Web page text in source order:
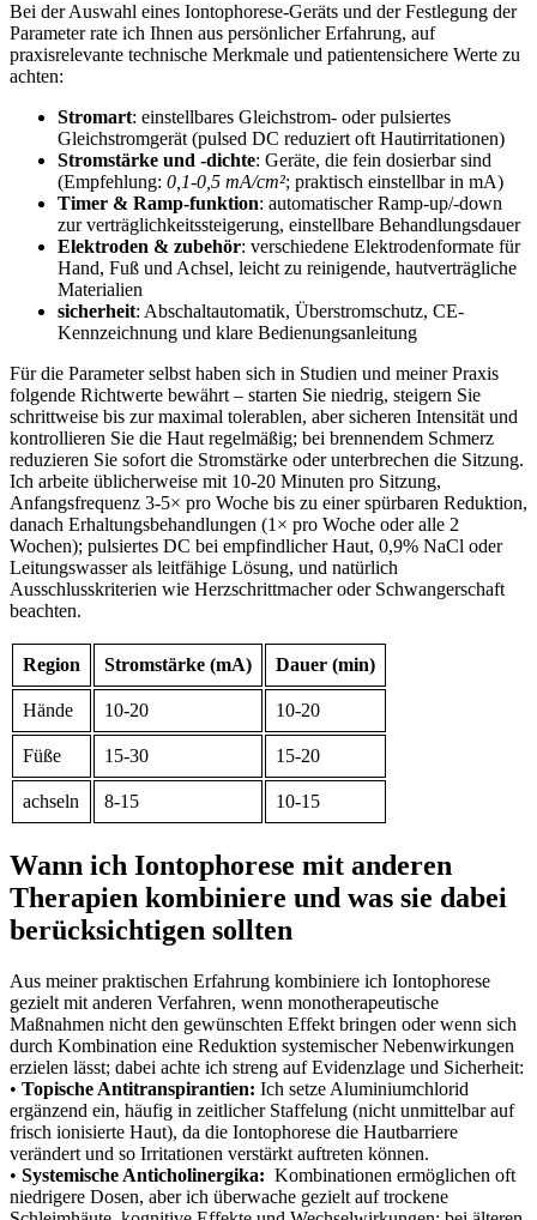
Bei der Auswahl eines ⁢Iontophorese-Geräts und der Festlegung der
Parameter ⁤rate ich Ihnen aus persönlicher Erfahrung, auf
praxisrelevante technische‍ Merkmale und patientensichere ⁤Werte zu
achten:
Stromart: einstellbares Gleichstrom- ⁢oder​ pulsiertes‍
Gleichstromgerät (pulsed DC⁣ reduziert oft Hautirritationen)
Stromstärke und -dichte: Geräte, die fein dosierbar sind
(Empfehlung: 0,1-0,5 mA/cm²; praktisch einstellbar in mA)
Timer & Ramp-funktion: automatischer‍ Ramp-up/-down
zur ⁤verträglichkeitssteigerung, einstellbare Behandlungsdauer
Elektroden & zubehör: verschiedene Elektrodenformate für
Hand, Fuß⁢ und Achsel, ‍leicht zu⁢ reinigende, hautverträgliche
Materialien
sicherheit: Abschaltautomatik, Überstromschutz,⁤ CE-
Kennzeichnung‌ und klare Bedienungsanleitung
Für die Parameter selbst haben sich in⁤ Studien und ⁢meiner ‍Praxis
folgende ⁣Richtwerte⁢ bewährt – starten Sie niedrig,⁣ steigern Sie⁢
schrittweise bis zur⁣ maximal tolerablen, aber sicheren Intensität und
kontrollieren Sie ⁢die Haut regelmäßig; bei brennendem Schmerz
reduzieren Sie sofort die Stromstärke ⁣oder unterbrechen die Sitzung.
Ich arbeite üblicherweise mit 10-20 ⁤Minuten‌ pro ‌Sitzung,
Anfangsfrequenz 3-5× pro Woche bis⁤ zu einer spürbaren Reduktion,
danach Erhaltungsbehandlungen (1× pro Woche oder alle 2
Wochen); pulsiertes DC ⁤bei ⁢empfindlicher Haut, 0,9%​ NaCl ⁢oder⁢
Leitungswasser als leitfähige ⁤Lösung, ⁤und natürlich
Ausschlusskriterien wie Herzschrittmacher oder Schwangerschaft
beachten.
Region Stromstärke (mA) Dauer (min)
Hände 10-20 10-20
Füße 15-30 15-20
achseln 8-15 10-15
Wann ich Iontophorese⁢ mit anderen
Therapien ​kombiniere und was sie ‍dabei
berücksichtigen sollten
Aus meiner praktischen Erfahrung kombiniere ich Iontophorese
gezielt mit anderen Verfahren, ⁢wenn monotherapeutische
Maßnahmen⁣ nicht ‌den gewünschten Effekt bringen oder wenn sich
durch Kombination eine Reduktion systemischer Nebenwirkungen
⁢erzielen lässt; dabei achte ich streng auf⁣ Evidenzlage und ⁢Sicherheit:
• Topische Antitranspirantien: Ich setze‍ Aluminiumchlorid
ergänzend‌ ein, häufig in ​zeitlicher ⁢Staffelung (nicht⁢ unmittelbar auf
frisch ionisierte Haut), da die ‌Iontophorese die Hautbarriere
verändert und so⁤ Irritationen⁣ verstärkt auftreten ⁣können. ⁣
• Systemische Anticholinergika: ⁢ Kombinationen ermöglichen oft
niedrigere Dosen, aber ich überwache gezielt auf trockene